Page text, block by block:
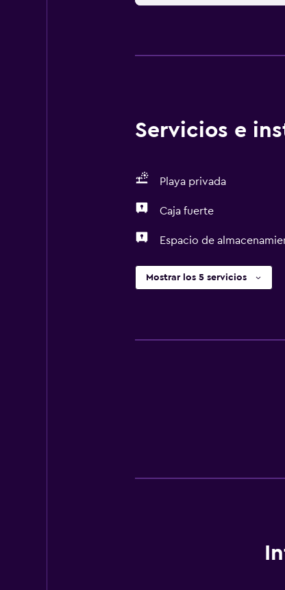
Servicios e
Playa privada
Caja fuerte
Espacio de
Mostrar los 5 servicios